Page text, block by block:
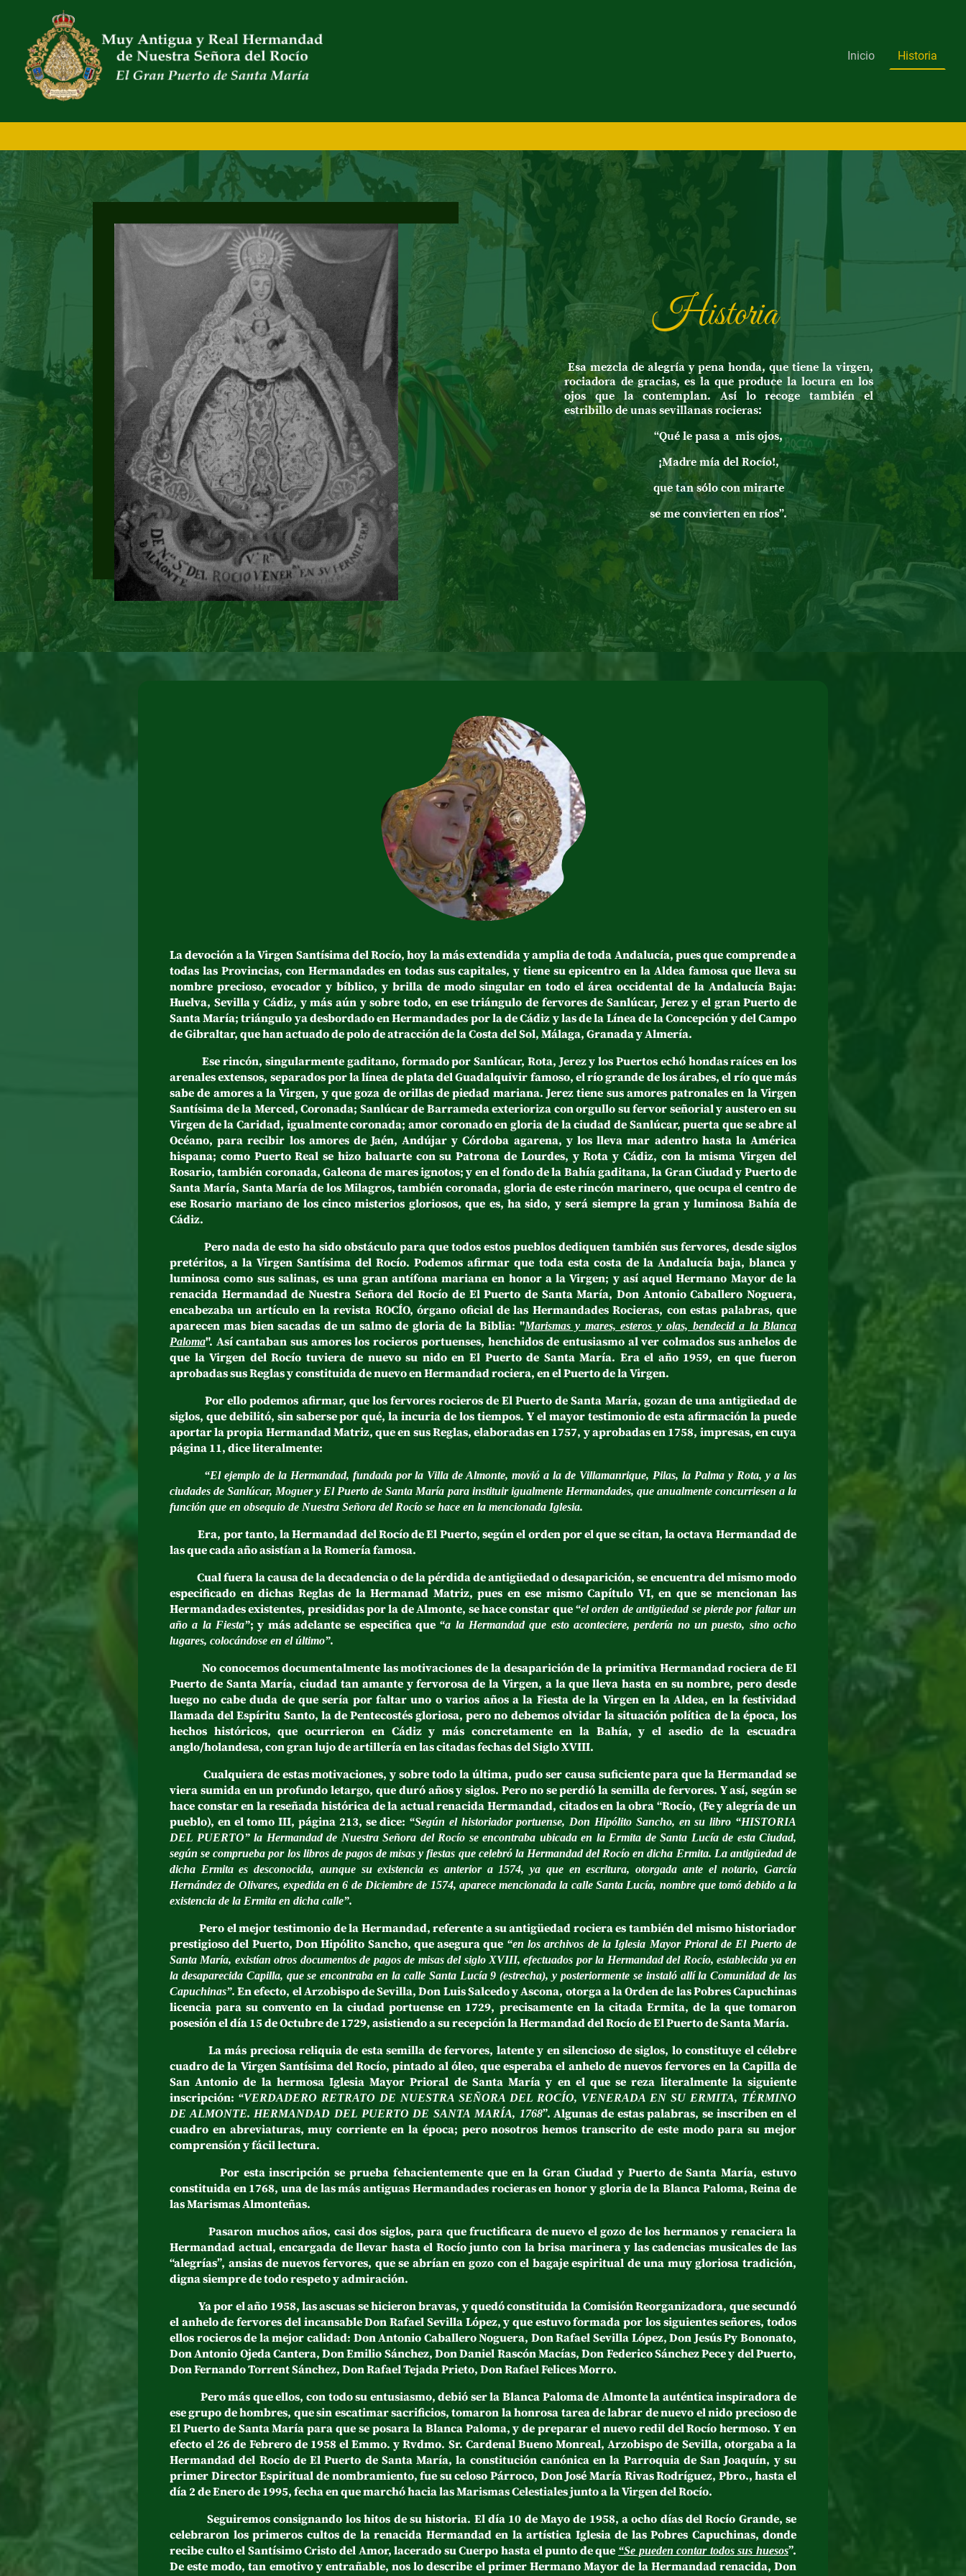
Inicio Historia
Historia
Esa mezcla de alegría y pena honda, que tiene la virgen,
rociadora de gracias, es la que produce la locura en los
ojos que la contemplan. Así lo recoge también el
estribillo de unas sevillanas rocieras:
“Qué le pasa a mis ojos,
¡Madre mía del Rocío!,
que tan sólo con mirarte
se me convierten en ríos”.
La devoción a la Virgen Santísima del Rocío, hoy la más extendida y amplia de toda Andalucía, pues que comprende a
todas las Provincias, con Hermandades en todas sus capitales, y tiene su epicentro en la Aldea famosa que lleva su
nombre precioso, evocador y bíblico, y brilla de modo singular en todo el área occidental de la Andalucía Baja:
Huelva, Sevilla y Cádiz, y más aún y sobre todo, en ese triángulo de fervores de Sanlúcar, Jerez y el gran Puerto de
Santa María; triángulo ya desbordado en Hermandades por la de Cádiz y las de la Línea de la Concepción y del Campo
de Gibraltar, que han actuado de polo de atracción de la Costa del Sol, Málaga, Granada y Almería.
Ese rincón, singularmente gaditano, formado por Sanlúcar, Rota, Jerez y los Puertos echó hondas raíces en los
arenales extensos, separados por la línea de plata del Guadalquivir famoso, el río grande de los árabes, el río que más
sabe de amores a la Virgen, y que goza de orillas de piedad mariana. Jerez tiene sus amores patronales en la Virgen
Santísima de la Merced, Coronada; Sanlúcar de Barrameda exterioriza con orgullo su fervor señorial y austero en su
Virgen de la Caridad, igualmente coronada; amor coronado en gloria de la ciudad de Sanlúcar, puerta que se abre al
Océano, para recibir los amores de Jaén, Andújar y Córdoba agarena, y los lleva mar adentro hasta la América
hispana; como Puerto Real se hizo baluarte con su Patrona de Lourdes, y Rota y Cádiz, con la misma Virgen del
Rosario, también coronada, Galeona de mares ignotos; y en el fondo de la Bahía gaditana, la Gran Ciudad y Puerto de
Santa María, Santa María de los Milagros, también coronada, gloria de este rincón marinero, que ocupa el centro de
ese Rosario mariano de los cinco misterios gloriosos, que es, ha sido, y será siempre la gran y luminosa Bahía de
Cádiz.
Pero nada de esto ha sido obstáculo para que todos estos pueblos dediquen también sus fervores, desde siglos
pretéritos, a la Virgen Santísima del Rocío. Podemos afirmar que toda esta costa de la Andalucía baja, blanca y
luminosa como sus salinas, es una gran antífona mariana en honor a la Virgen; y así aquel Hermano Mayor de la
renacida Hermandad de Nuestra Señora del Rocío de El Puerto de Santa María, Don Antonio Caballero Noguera,
encabezaba un artículo en la revista ROCÍO, órgano oficial de las Hermandades Rocieras, con estas palabras, que
aparecen mas bien sacadas de un salmo de gloria de la Biblia: "Marismas y mares, esteros y olas, bendecid a la Blanca
Paloma". Así cantaban sus amores los rocieros portuenses, henchidos de entusiasmo al ver colmados sus anhelos de
que la Virgen del Rocío tuviera de nuevo su nido en El Puerto de Santa María. Era el año 1959, en que fueron
aprobadas sus Reglas y constituida de nuevo en Hermandad rociera, en el Puerto de la Virgen.
Por ello podemos afirmar, que los fervores rocieros de El Puerto de Santa María, gozan de una antigüedad de
siglos, que debilitó, sin saberse por qué, la incuria de los tiempos. Y el mayor testimonio de esta afirmación la puede
aportar la propia Hermandad Matriz, que en sus Reglas, elaboradas en 1757, y aprobadas en 1758, impresas, en cuya
página 11, dice literalmente:
“El ejemplo de la Hermandad, fundada por la Villa de Almonte, movió a la de Villamanrique, Pilas, la Palma y Rota, y a las
ciudades de Sanlúcar, Moguer y El Puerto de Santa María para instituir igualmente Hermandades, que anualmente concurriesen a la
función que en obsequio de Nuestra Señora del Rocío se hace en la mencionada Iglesia.
Era, por tanto, la Hermandad del Rocío de El Puerto, según el orden por el que se citan, la octava Hermandad de
las que cada año asistían a la Romería famosa.
Cual fuera la causa de la decadencia o de la pérdida de antigüedad o desaparición, se encuentra del mismo modo
especificado en dichas Reglas de la Hermanad Matriz, pues en ese mismo Capítulo VI, en que se mencionan las
Hermandades existentes, presididas por la de Almonte, se hace constar que “el orden de antigüedad se pierde por faltar un
año a la Fiesta”; y más adelante se especifica que “a la Hermandad que esto aconteciere, perdería no un puesto, sino ocho
lugares, colocándose en el último”.
No conocemos documentalmente las motivaciones de la desaparición de la primitiva Hermandad rociera de El
Puerto de Santa María, ciudad tan amante y fervorosa de la Virgen, a la que lleva hasta en su nombre, pero desde
luego no cabe duda de que sería por faltar uno o varios años a la Fiesta de la Virgen en la Aldea, en la festividad
llamada del Espíritu Santo, la de Pentecostés gloriosa, pero no debemos olvidar la situación política de la época, los
hechos históricos, que ocurrieron en Cádiz y más concretamente en la Bahía, y el asedio de la escuadra
anglo/holandesa, con gran lujo de artillería en las citadas fechas del Siglo XVIII.
Cualquiera de estas motivaciones, y sobre todo la última, pudo ser causa suficiente para que la Hermandad se
viera sumida en un profundo letargo, que duró años y siglos. Pero no se perdió la semilla de fervores. Y así, según se
hace constar en la reseñada histórica de la actual renacida Hermandad, citados en la obra “Rocío, (Fe y alegría de un
pueblo), en el tomo III, página 213, se dice: “Según el historiador portuense, Don Hipólito Sancho, en su libro “HISTORIA
DEL PUERTO” la Hermandad de Nuestra Señora del Rocío se encontraba ubicada en la Ermita de Santa Lucía de esta Ciudad,
según se comprueba por los libros de pagos de misas y fiestas que celebró la Hermandad del Rocío en dicha Ermita. La antigüedad de
dicha Ermita es desconocida, aunque su existencia es anterior a 1574, ya que en escritura, otorgada ante el notario, García
Hernández de Olivares, expedida en 6 de Diciembre de 1574, aparece mencionada la calle Santa Lucía, nombre que tomó debido a la
existencia de la Ermita en dicha calle”.
Pero el mejor testimonio de la Hermandad, referente a su antigüedad rociera es también del mismo historiador
prestigioso del Puerto, Don Hipólito Sancho, que asegura que “en los archivos de la Iglesia Mayor Prioral de El Puerto de
Santa María, existían otros documentos de pagos de misas del siglo XVIII, efectuados por la Hermandad del Rocío, establecida ya en
la desaparecida Capilla, que se encontraba en la calle Santa Lucía 9 (estrecha), y posteriormente se instaló allí la Comunidad de las
Capuchinas”. En efecto, el Arzobispo de Sevilla, Don Luis Salcedo y Ascona, otorga a la Orden de las Pobres Capuchinas
licencia para su convento en la ciudad portuense en 1729, precisamente en la citada Ermita, de la que tomaron
posesión el día 15 de Octubre de 1729, asistiendo a su recepción la Hermandad del Rocío de El Puerto de Santa María.
La más preciosa reliquia de esta semilla de fervores, latente y en silencioso de siglos, lo constituye el célebre
cuadro de la Virgen Santísima del Rocío, pintado al óleo, que esperaba el anhelo de nuevos fervores en la Capilla de
San Antonio de la hermosa Iglesia Mayor Prioral de Santa María y en el que se reza literalmente la siguiente
inscripción: “VERDADERO RETRATO DE NUESTRA SEÑORA DEL ROCÍO, VENERADA EN SU ERMITA, TÉRMINO
DE ALMONTE. HERMANDAD DEL PUERTO DE SANTA MARÍA, 1768”. Algunas de estas palabras, se inscriben en el
cuadro en abreviaturas, muy corriente en la época; pero nosotros hemos transcrito de este modo para su mejor
comprensión y fácil lectura.
Por esta inscripción se prueba fehacientemente que en la Gran Ciudad y Puerto de Santa María, estuvo
constituida en 1768, una de las más antiguas Hermandades rocieras en honor y gloria de la Blanca Paloma, Reina de
las Marismas Almonteñas.
Pasaron muchos años, casi dos siglos, para que fructificara de nuevo el gozo de los hermanos y renaciera la
Hermandad actual, encargada de llevar hasta el Rocío junto con la brisa marinera y las cadencias musicales de las
“alegrías”, ansias de nuevos fervores, que se abrían en gozo con el bagaje espiritual de una muy gloriosa tradición,
digna siempre de todo respeto y admiración.
Ya por el año 1958, las ascuas se hicieron bravas, y quedó constituida la Comisión Reorganizadora, que secundó
el anhelo de fervores del incansable Don Rafael Sevilla López, y que estuvo formada por los siguientes señores, todos
ellos rocieros de la mejor calidad: Don Antonio Caballero Noguera, Don Rafael Sevilla López, Don Jesús Py Bononato,
Don Antonio Ojeda Cantera, Don Emilio Sánchez, Don Daniel Rascón Macías, Don Federico Sánchez Pece y del Puerto,
Don Fernando Torrent Sánchez, Don Rafael Tejada Prieto, Don Rafael Felices Morro.
Pero más que ellos, con todo su entusiasmo, debió ser la Blanca Paloma de Almonte la auténtica inspiradora de
ese grupo de hombres, que sin escatimar sacrificios, tomaron la honrosa tarea de labrar de nuevo el nido precioso de
El Puerto de Santa María para que se posara la Blanca Paloma, y de preparar el nuevo redil del Rocío hermoso. Y en
efecto el 26 de Febrero de 1958 el Emmo. y Rvdmo. Sr. Cardenal Bueno Monreal, Arzobispo de Sevilla, otorgaba a la
Hermandad del Rocío de El Puerto de Santa María, la constitución canónica en la Parroquia de San Joaquín, y su
primer Director Espiritual de nombramiento, fue su celoso Párroco, Don José María Rivas Rodríguez, Pbro., hasta el
día 2 de Enero de 1995, fecha en que marchó hacia las Marismas Celestiales junto a la Virgen del Rocío.
Seguiremos consignando los hitos de su historia. El día 10 de Mayo de 1958, a ocho días del Rocío Grande, se
celebraron los primeros cultos de la renacida Hermandad en la artística Iglesia de las Pobres Capuchinas, donde
recibe culto el Santísimo Cristo del Amor, lacerado su Cuerpo hasta el punto de que “Se pueden contar todos sus huesos”.
De este modo, tan emotivo y entrañable, nos lo describe el primer Hermano Mayor de la Hermandad renacida, Don